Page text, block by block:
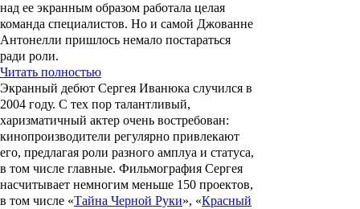
над ее экранным образом работала целая
команда специалистов. Но и самой Джованне
Антонелли пришлось немало постараться
ради роли.
Читать полностью
Экранный дебют Сергея Иванюка случился в
2004 году. С тех пор талантливый,
харизматичный актер очень востребован:
кинопроизводители регулярно привлекают
его, предлагая роли разного амплуа и статуса,
в том числе главные. Фильмография Сергея
насчитывает немногим меньше 150 проектов,
в том числе «Тайна Черной Руки», «Красный